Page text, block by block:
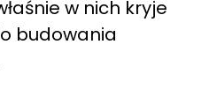
w nich kryje
budowania